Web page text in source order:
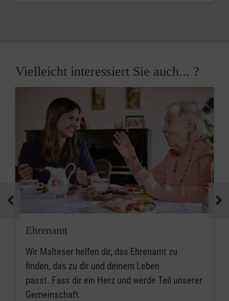
Vielleicht interessiert Sie auch... ?
Ehrenamt
Wir Malteser helfen dir, das Ehrenamt zu
finden, das zu dir und deinem Leben
passt. Fass dir ein Herz und werde Teil unserer
Gemeinschaft.